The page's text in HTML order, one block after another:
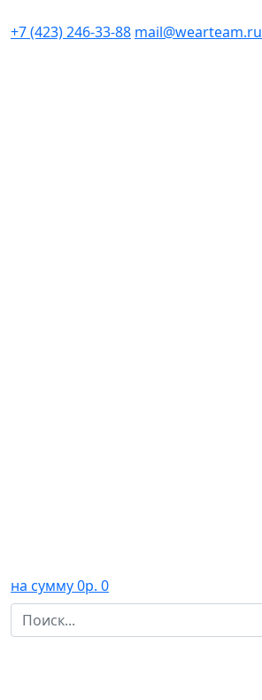
+7 (423) 246-33-88 mail@wearteam.ru
на сумму 0р. 0